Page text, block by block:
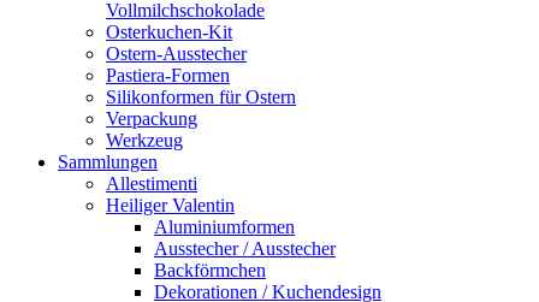
Vollmilchschokolade
Osterkuchen-Kit
Ostern-Ausstecher
Pastiera-Formen
Silikonformen für Ostern
Verpackung
Werkzeug
Sammlungen
Allestimenti
Heiliger Valentin
Aluminiumformen
Ausstecher / Ausstecher
Backförmchen
Dekorationen / Kuchendesign